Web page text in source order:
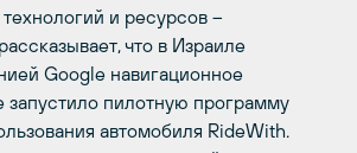
и ресурсов –
что в Израиле
Google навигационное
запустило пилотную программу
автомобиля RideWith.